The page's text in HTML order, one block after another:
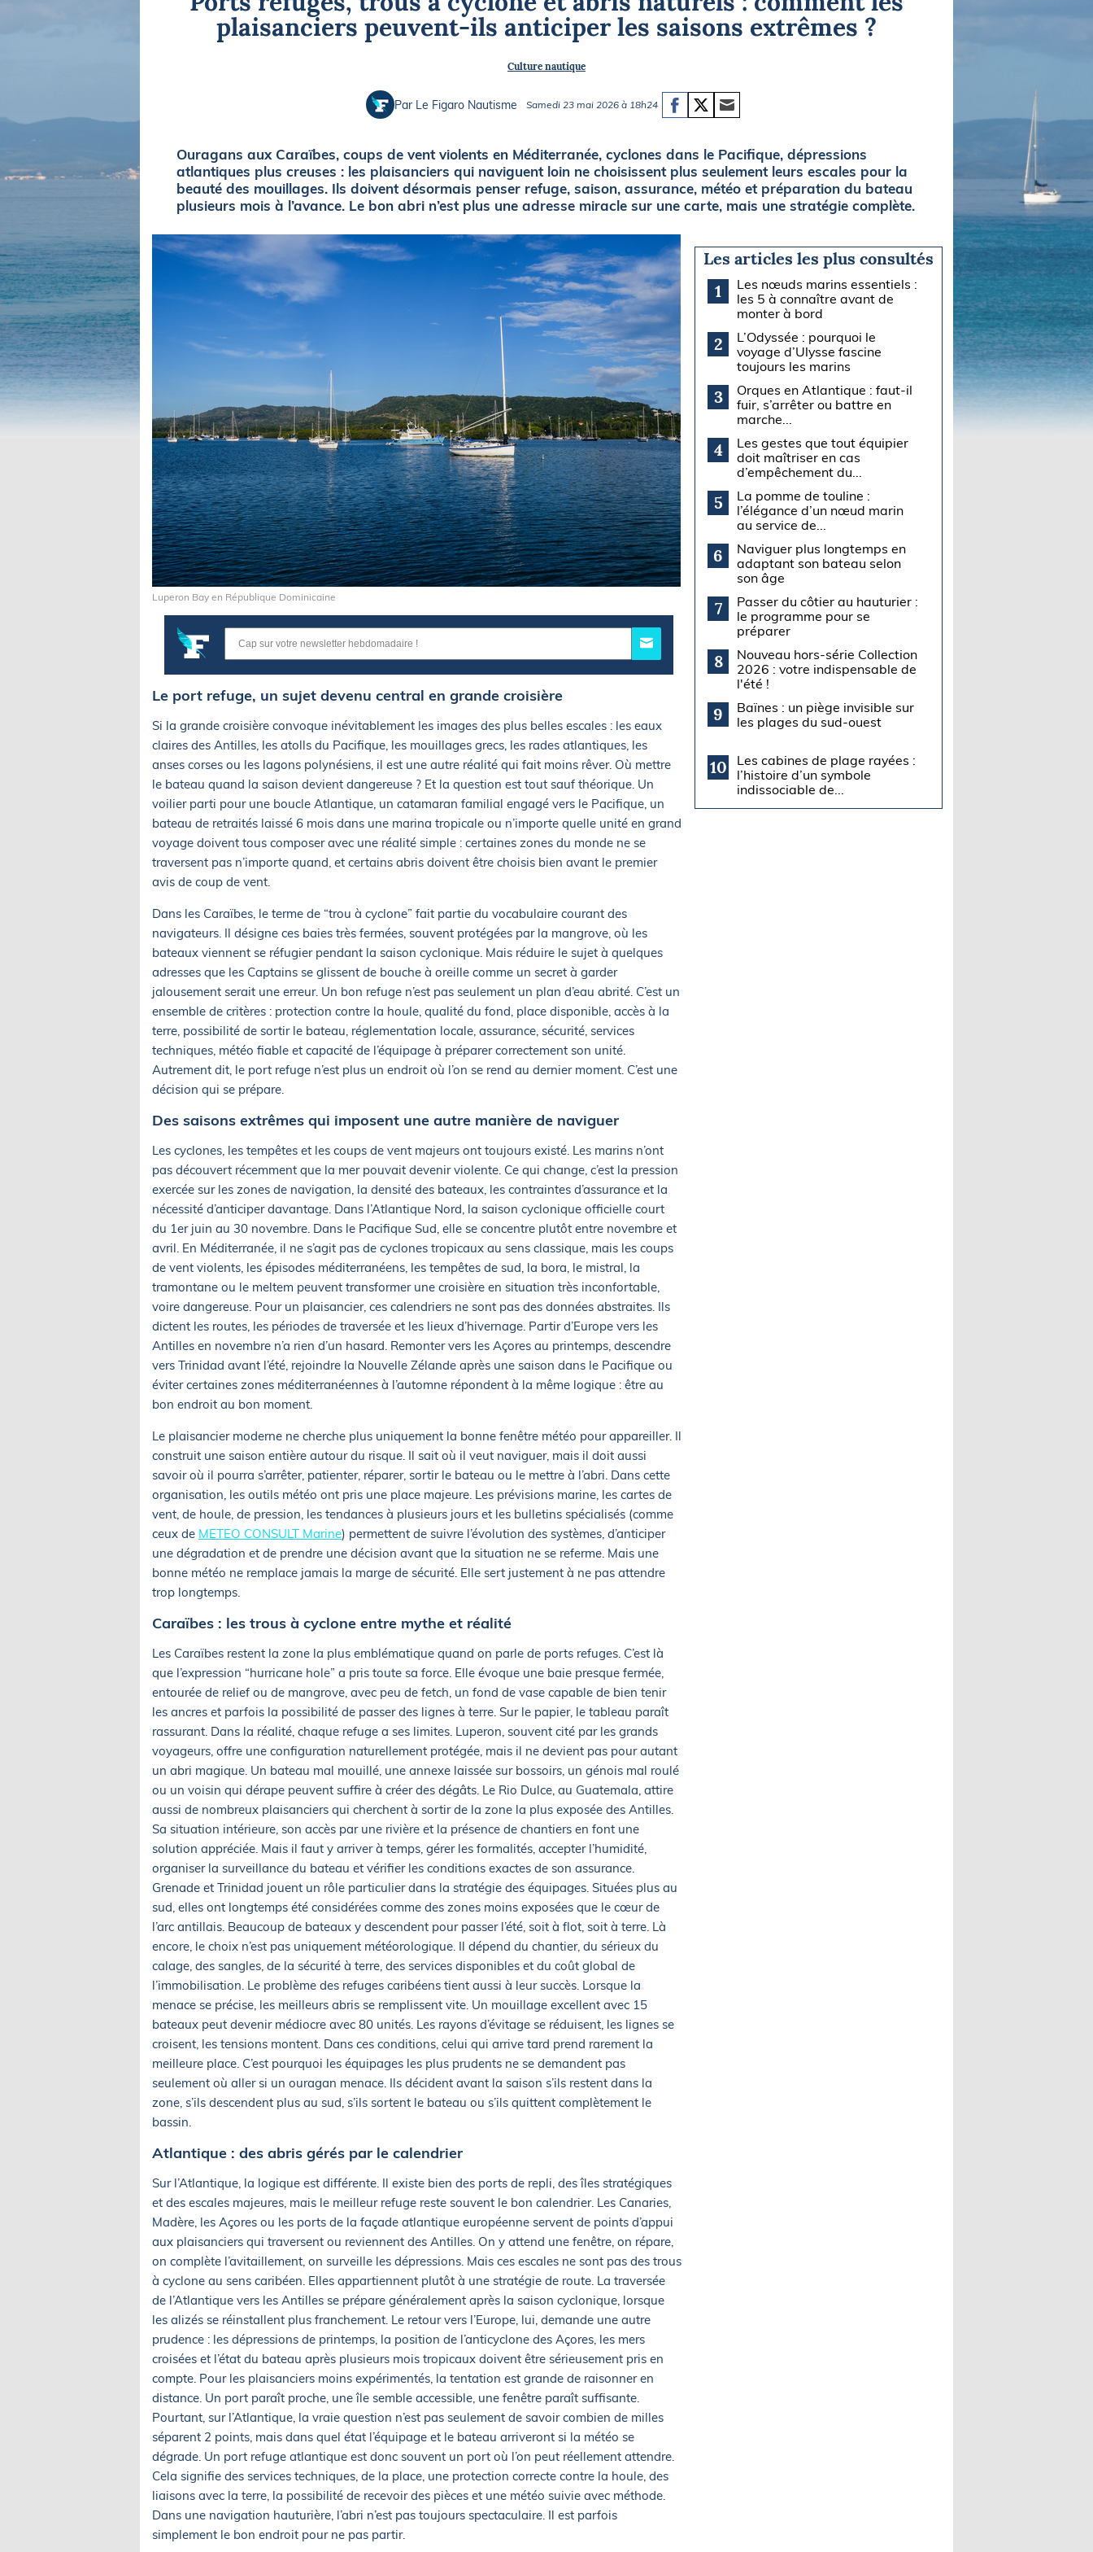
Equipements
LOISIRS
Pêche en mer
Glisse
Briefings
plaisanciers peuvent-ils anticiper les saisons extrêmes ?
Culture nautique
Par Le Figaro Nautisme Samedi 23 mai 2026 à 18h24
Ouragans aux Caraïbes, coups de vent violents en Méditerranée, cyclones dans le Pacifique, dépressions
atlantiques plus creuses : les plaisanciers qui naviguent loin ne choisissent plus seulement leurs escales pour la
beauté des mouillages. Ils doivent désormais penser refuge, saison, assurance, météo et préparation du bateau
plusieurs mois à l’avance. Le bon abri n’est plus une adresse miracle sur une carte, mais une stratégie complète.
Luperon Bay en République Dominicaine
Le port refuge, un sujet devenu central en grande croisière
Si la grande croisière convoque inévitablement les images des plus belles escales : les eaux
claires des Antilles, les atolls du Pacifique, les mouillages grecs, les rades atlantiques, les
anses corses ou les lagons polynésiens, il est une autre réalité qui fait moins rêver. Où mettre
le bateau quand la saison devient dangereuse ? Et la question est tout sauf théorique. Un
voilier parti pour une boucle Atlantique, un catamaran familial engagé vers le Pacifique, un
bateau de retraités laissé 6 mois dans une marina tropicale ou n’importe quelle unité en grand
voyage doivent tous composer avec une réalité simple : certaines zones du monde ne se
traversent pas n’importe quand, et certains abris doivent être choisis bien avant le premier
avis de coup de vent.
Dans les Caraïbes, le terme de “trou à cyclone” fait partie du vocabulaire courant des
navigateurs. Il désigne ces baies très fermées, souvent protégées par la mangrove, où les
bateaux viennent se réfugier pendant la saison cyclonique. Mais réduire le sujet à quelques
adresses que les Captains se glissent de bouche à oreille comme un secret à garder
jalousement serait une erreur. Un bon refuge n’est pas seulement un plan d’eau abrité. C’est un
ensemble de critères : protection contre la houle, qualité du fond, place disponible, accès à la
terre, possibilité de sortir le bateau, réglementation locale, assurance, sécurité, services
techniques, météo fiable et capacité de l’équipage à préparer correctement son unité.
Autrement dit, le port refuge n’est plus un endroit où l’on se rend au dernier moment. C’est une
décision qui se prépare.
Des saisons extrêmes qui imposent une autre manière de naviguer
Les cyclones, les tempêtes et les coups de vent majeurs ont toujours existé. Les marins n’ont
pas découvert récemment que la mer pouvait devenir violente. Ce qui change, c’est la pression
exercée sur les zones de navigation, la densité des bateaux, les contraintes d’assurance et la
nécessité d’anticiper davantage. Dans l’Atlantique Nord, la saison cyclonique officielle court
du 1er juin au 30 novembre. Dans le Pacifique Sud, elle se concentre plutôt entre novembre et
avril. En Méditerranée, il ne s’agit pas de cyclones tropicaux au sens classique, mais les coups
de vent violents, les épisodes méditerranéens, les tempêtes de sud, la bora, le mistral, la
tramontane ou le meltem peuvent transformer une croisière en situation très inconfortable,
voire dangereuse. Pour un plaisancier, ces calendriers ne sont pas des données abstraites. Ils
dictent les routes, les périodes de traversée et les lieux d’hivernage. Partir d’Europe vers les
Antilles en novembre n’a rien d’un hasard. Remonter vers les Açores au printemps, descendre
vers Trinidad avant l’été, rejoindre la Nouvelle Zélande après une saison dans le Pacifique ou
éviter certaines zones méditerranéennes à l’automne répondent à la même logique : être au
bon endroit au bon moment.
Le plaisancier moderne ne cherche plus uniquement la bonne fenêtre météo pour appareiller. Il
construit une saison entière autour du risque. Il sait où il veut naviguer, mais il doit aussi
savoir où il pourra s’arrêter, patienter, réparer, sortir le bateau ou le mettre à l’abri. Dans cette
organisation, les outils météo ont pris une place majeure. Les prévisions marine, les cartes de
vent, de houle, de pression, les tendances à plusieurs jours et les bulletins spécialisés (comme
ceux de METEO CONSULT Marine) permettent de suivre l’évolution des systèmes, d’anticiper
une dégradation et de prendre une décision avant que la situation ne se referme. Mais une
bonne météo ne remplace jamais la marge de sécurité. Elle sert justement à ne pas attendre
trop longtemps.
Caraïbes : les trous à cyclone entre mythe et réalité
Les Caraïbes restent la zone la plus emblématique quand on parle de ports refuges. C’est là
que l’expression “hurricane hole” a pris toute sa force. Elle évoque une baie presque fermée,
entourée de relief ou de mangrove, avec peu de fetch, un fond de vase capable de bien tenir
les ancres et parfois la possibilité de passer des lignes à terre. Sur le papier, le tableau paraît
rassurant. Dans la réalité, chaque refuge a ses limites. Luperon, souvent cité par les grands
voyageurs, offre une configuration naturellement protégée, mais il ne devient pas pour autant
un abri magique. Un bateau mal mouillé, une annexe laissée sur bossoirs, un génois mal roulé
ou un voisin qui dérape peuvent suffire à créer des dégâts. Le Rio Dulce, au Guatemala, attire
aussi de nombreux plaisanciers qui cherchent à sortir de la zone la plus exposée des Antilles.
Sa situation intérieure, son accès par une rivière et la présence de chantiers en font une
solution appréciée. Mais il faut y arriver à temps, gérer les formalités, accepter l’humidité,
organiser la surveillance du bateau et vérifier les conditions exactes de son assurance.
Grenade et Trinidad jouent un rôle particulier dans la stratégie des équipages. Situées plus au
sud, elles ont longtemps été considérées comme des zones moins exposées que le cœur de
l’arc antillais. Beaucoup de bateaux y descendent pour passer l’été, soit à flot, soit à terre. Là
encore, le choix n’est pas uniquement météorologique. Il dépend du chantier, du sérieux du
calage, des sangles, de la sécurité à terre, des services disponibles et du coût global de
l’immobilisation. Le problème des refuges caribéens tient aussi à leur succès. Lorsque la
menace se précise, les meilleurs abris se remplissent vite. Un mouillage excellent avec 15
bateaux peut devenir médiocre avec 80 unités. Les rayons d’évitage se réduisent, les lignes se
croisent, les tensions montent. Dans ces conditions, celui qui arrive tard prend rarement la
meilleure place. C’est pourquoi les équipages les plus prudents ne se demandent pas
seulement où aller si un ouragan menace. Ils décident avant la saison s’ils restent dans la
zone, s’ils descendent plus au sud, s’ils sortent le bateau ou s’ils quittent complètement le
bassin.
Atlantique : des abris gérés par le calendrier
Sur l’Atlantique, la logique est différente. Il existe bien des ports de repli, des îles stratégiques
et des escales majeures, mais le meilleur refuge reste souvent le bon calendrier. Les Canaries,
Madère, les Açores ou les ports de la façade atlantique européenne servent de points d’appui
aux plaisanciers qui traversent ou reviennent des Antilles. On y attend une fenêtre, on répare,
on complète l’avitaillement, on surveille les dépressions. Mais ces escales ne sont pas des trous
à cyclone au sens caribéen. Elles appartiennent plutôt à une stratégie de route. La traversée
de l’Atlantique vers les Antilles se prépare généralement après la saison cyclonique, lorsque
les alizés se réinstallent plus franchement. Le retour vers l’Europe, lui, demande une autre
prudence : les dépressions de printemps, la position de l’anticyclone des Açores, les mers
croisées et l’état du bateau après plusieurs mois tropicaux doivent être sérieusement pris en
compte. Pour les plaisanciers moins expérimentés, la tentation est grande de raisonner en
distance. Un port paraît proche, une île semble accessible, une fenêtre paraît suffisante.
Pourtant, sur l’Atlantique, la vraie question n’est pas seulement de savoir combien de milles
séparent 2 points, mais dans quel état l’équipage et le bateau arriveront si la météo se
dégrade. Un port refuge atlantique est donc souvent un port où l’on peut réellement attendre.
Cela signifie des services techniques, de la place, une protection correcte contre la houle, des
liaisons avec la terre, la possibilité de recevoir des pièces et une météo suivie avec méthode.
Dans une navigation hauturière, l’abri n’est pas toujours spectaculaire. Il est parfois
simplement le bon endroit pour ne pas partir.
Les articles les plus consultés
1
Les nœuds marins essentiels :
les 5 à connaître avant de
monter à bord
2
L’Odyssée : pourquoi le
voyage d’Ulysse fascine
toujours les marins
3
Orques en Atlantique : faut-il
fuir, s’arrêter ou battre en
marche...
4
Les gestes que tout équipier
doit maîtriser en cas
d’empêchement du...
5
La pomme de touline :
l’élégance d’un nœud marin
au service de...
6
Naviguer plus longtemps en
adaptant son bateau selon
son âge
7
Passer du côtier au hauturier :
le programme pour se
préparer
8
Nouveau hors-série Collection
2026 : votre indispensable de
l'été !
9
Baïnes : un piège invisible sur
les plages du sud-ouest
10
Les cabines de plage rayées :
l’histoire d’un symbole
indissociable de...